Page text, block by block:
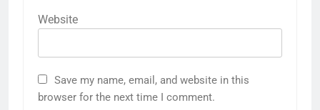
Website
Save my name, email, and website in this
browser for the next time I comment.